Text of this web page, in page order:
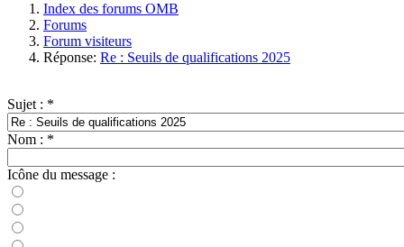
Index des forums OMB
Forums
Forum visiteurs
Réponse: Re : Seuils de qualifications 2025
Sujet : *
Nom : *
Icône du message :